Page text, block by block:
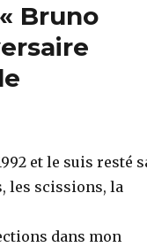
Bruno
et le suis resté
les scissions, la
dans mon